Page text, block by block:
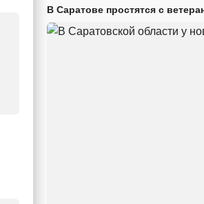
В Саратове простятся с